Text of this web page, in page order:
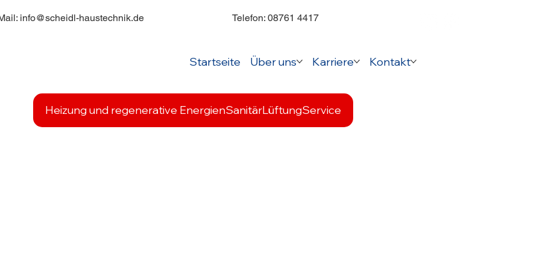
info@scheidl-haustechnik.de Telefon: 08761 4417
Startseite Über uns Karriere Kontakt
Heizung und regenerative EnergienSanitärLüftungService